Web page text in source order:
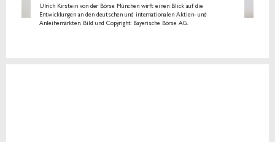
Ulrich Kirstein von der Börse München wirft einen Blick auf die
Entwicklungen an den deutschen und internationalen Aktien- und
Anleihemärkten. Bild und Copyright: Bayerische Börse AG.